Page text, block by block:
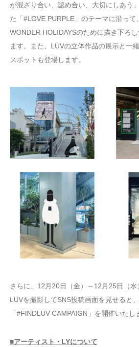
が混ざり合い、認め合い、大切にしあう
た「#LOVE PURPLE」のテーマに沿って
WONDER HOLIDAYSのために描き下ろ
ます。また、LUVの立体作品の展示と一
スポットも登場します。
さらに、12月20日（金）～12月25日（
LUVを撮影してSNS投稿画面を見せると
「#FINDLUV CAMPAIGN」を開催いたし
■アーティスト・LYについて